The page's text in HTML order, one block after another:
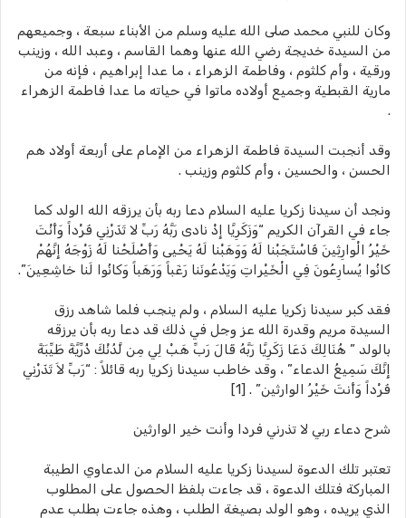
وكان للنبي محمد صلى الله عليه وسلم من الأبناء سبعة ، وجميعهم
من السيدة خديجة رضي الله عنها وهما القاسم ، وعبد الله ، وزينب
ورقية ، وأم كلثوم ، وفاطمة الزهراء ، ما عدا إبراهيم ، فإنه من
مارية القبطية وجميع أولاده ماتوا في حياته ما عدا فاطمة الزهراء
.
وقد أنجبت السيدة فاطمة الزهراء من الإمام على أربعة أولاد هم
الحسن ، والحسين ، وأم كلثوم وزينب .
ونجد أن سيدنا زكريا عليه السلام دعا ربه بأن يرزقه الله الولد كما
جاء في القرآن الكريم “وَزَكَرِيَّا إِذْ نادى رَبَّهُ رَبِّ لا تَذَرْنِي فَرْداً وَأَنْتَ
خَيْرُ الْوارِثِينَ فَاسْتَجَبْنا لَهُ وَوَهَبْنا لَهُ يَحْيى وَأَصْلَحْنا لَهُ زَوْجَهُ إِنَّهُمْ
كانُوا يُسارِعُونَ فِي الْخَيْراتِ وَيَدْعُونَنا رَغَباً وَرَهَباً وَكانُوا لَنا خاشِعِينَ”.
فقد كبر سيدنا زكريا عليه السلام ، ولم ينجب فلما شاهد رزق
السيدة مريم وقدرة الله عز وجل في ذلك قد دعا ربه بأن يرزقه
بالولد ” هُنَالِكَ دَعَا زَكَرِيَّا رَبَّهُ قَالَ رَبِّ هَبْ لِي مِن لَّدُنْكَ ذُرِّيَّةً طَيِّبَةً
إِنَّكَ سَمِيعُ الدعاء” ، وقد خاطب سيدنا زكريا ربه قائلاً : “رَبِّ لاَ تَذَرْنِي
فَرْداً وَأَنتَ خَيْرُ الوارثين” . [1]
شرح دعاء ربي لا تذرني فردا وأنت خير الوارثين
تعتبر تلك الدعوة لسيدنا زكريا عليه السلام من الدعاوي الطيبة
المباركة فتلك الدعوة ، قد جاءت بلفظ الحصول على المطلوب
الذي يريده ، وهو الولد بصيغة الطلب ، وهذه جاءت بطلب عدم